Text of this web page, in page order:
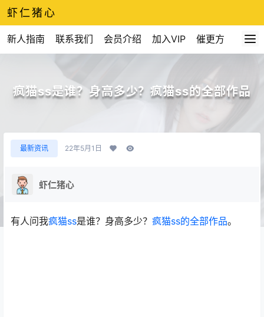
虾仁猪心
新人指南 联系我们 会员介绍 加入VIP 催更方式
疯猫ss是谁？身高多少？疯猫ss的全部作品
最新资讯 22年5月1日
虾仁猪心
有人问我疯猫ss是谁？身高多少？ 疯猫ss的全部作品。